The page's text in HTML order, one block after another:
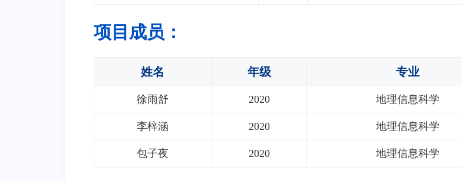
项目成员：
姓名 年级 专业
徐雨舒 2020 地理信息科学
李梓涵 2020 地理信息科学
包子夜 2020 地理信息科学